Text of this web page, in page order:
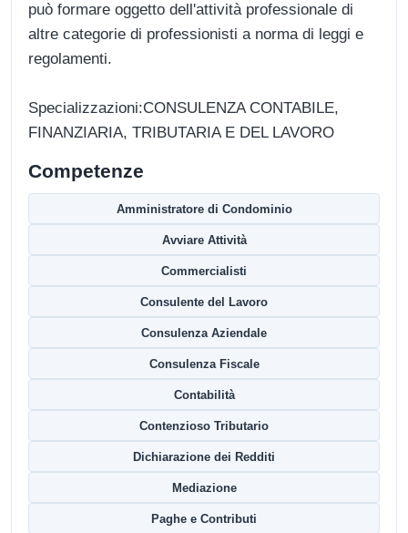
può formare oggetto dell'attività professionale di
altre categorie di professionisti a norma di leggi e
regolamenti.
Specializzazioni:CONSULENZA CONTABILE,
FINANZIARIA, TRIBUTARIA E DEL LAVORO
Competenze
Amministratore di Condominio
Avviare Attività
Commercialisti
Consulente del Lavoro
Consulenza Aziendale
Consulenza Fiscale
Contabilità
Contenzioso Tributario
Dichiarazione dei Redditi
Mediazione
Paghe e Contributi